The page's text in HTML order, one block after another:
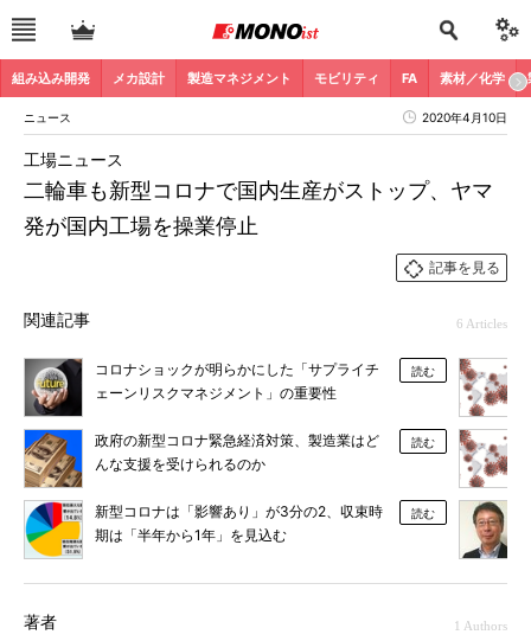
組み込み開発 メカ設計 製造マネジメント モビリティ FA 素材／化学
ニュース 2020年4月10日
二輪車も新型コロナで国内生産がストップ、ヤマ
発が国内工場を操業停止
工場ニュース
記事を見る
関連記事 6 Articles
コロナショックが明らかにした「サプライチ
ェーンリスクマネジメント」の重要性
読む
政府の新型コロナ緊急経済対策、製造業はど
んな支援を受けられるのか
読む
新型コロナは「影響あり」が3分の2、収束時
期は「半年から1年」を見込む
読む
著者 1 Authors